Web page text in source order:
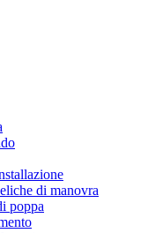
di manovra
poppa